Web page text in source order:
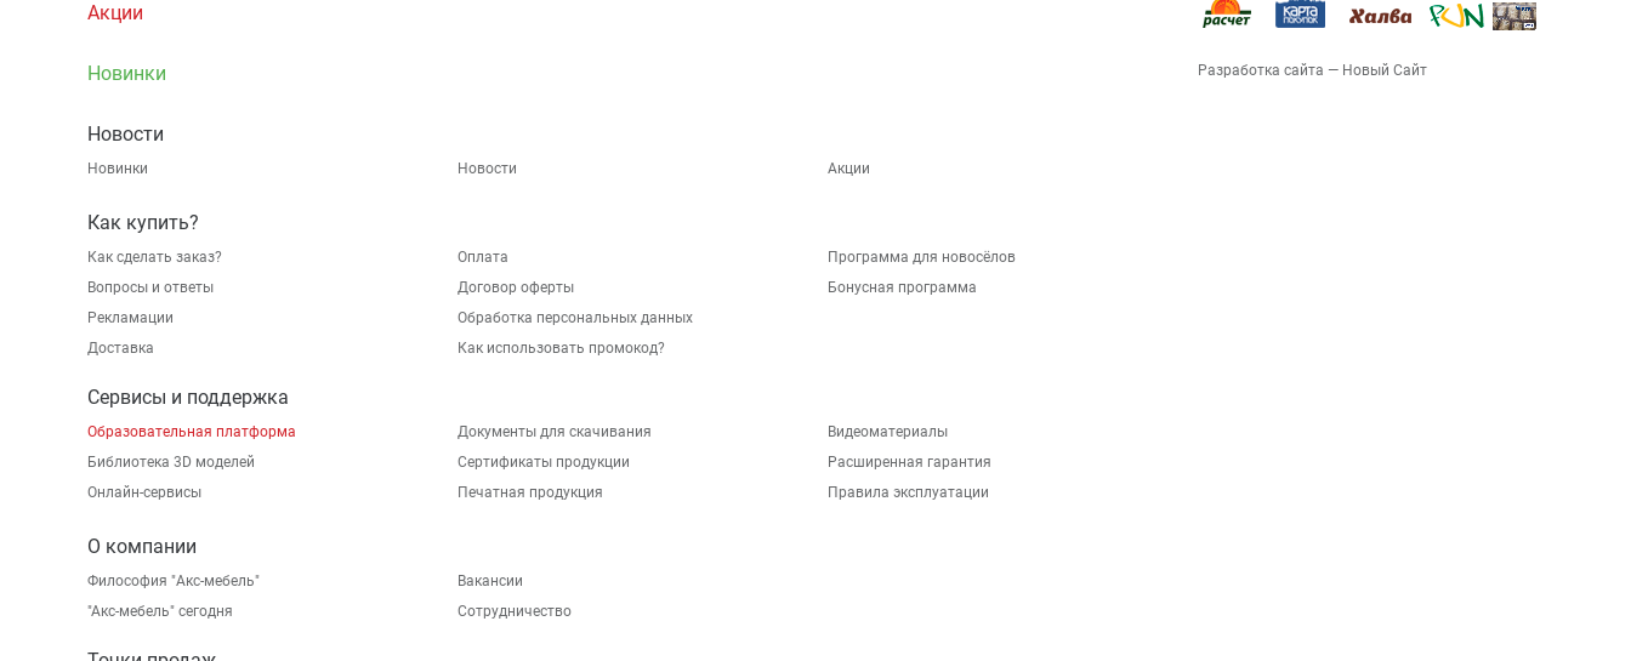
Акции
Новинки
Новости
Новинки Новости Акции
Как купить?
Как сделать заказ?
Вопросы и ответы
Рекламации
Доставка
Оплата
Договор оферты
Обработка персональных данных
Как использовать промокод?
Программа для новосёлов
Бонусная программа
Сервисы и поддержка
Образовательная платформа
Библиотека 3D моделей
Онлайн-сервисы
Документы для скачивания
Сертификаты продукции
Печатная продукция
Видеоматериалы
Расширенная гарантия
Правила эксплуатации
О компании
Философия "Акс-мебель"
"Aкс-мебель" сегодня
Вакансии
Сотрудничество
Разработка сайта — Новый Сайт